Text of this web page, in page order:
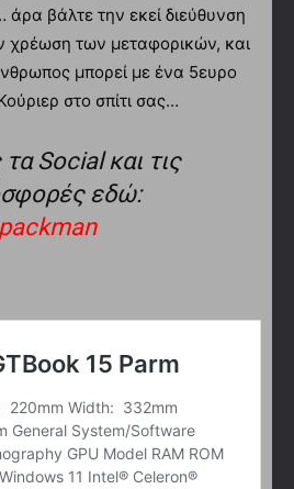
βάλτε την εκεί διεύθυνση
χρέωση των μεταφορικών, και
μπορεί με ένα 5ευρο
στο σπίτι σας…
Social και τις
εδώ: